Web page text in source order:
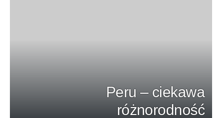
Peru – ciekawa
różnorodność